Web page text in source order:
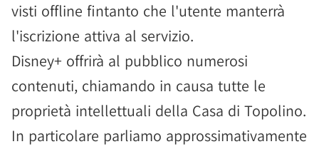
visti offline fintanto che l'utente manterrà
l'iscrizione attiva al servizio.
Disney+ offrirà al pubblico numerosi
contenuti, chiamando in causa tutte le
proprietà intellettuali della Casa di Topolino.
In particolare parliamo approssimativamente